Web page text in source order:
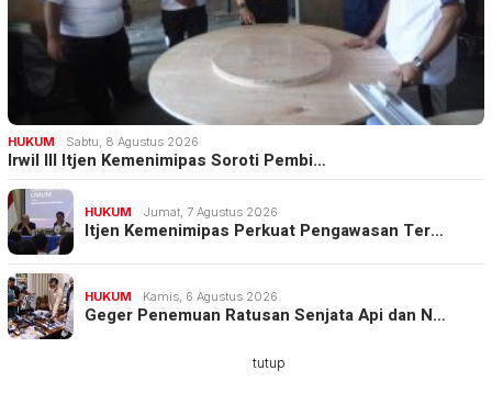
HUKUM Sabtu, 8 Agustus 2026
Irwil III Itjen Kemenimipas Soroti Pembi…
HUKUM Jumat, 7 Agustus 2026
Itjen Kemenimipas Perkuat Pengawasan Ter…
HUKUM Kamis, 6 Agustus 2026
Geger Penemuan Ratusan Senjata Api dan N…
tutup